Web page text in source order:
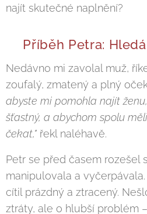
najít skutečné naplnění?
Příběh Petra:
Nedávno mi zavolal muž,
zoufalý, zmatený a plný
abyste mi pomohla najít
šťastný, a abychom spolu
čekat," řekl naléhavě.
Petr se před časem rozešel
manipulovala a
cítil prázdný a ztracený.
ztráty, ale o hlubší problém